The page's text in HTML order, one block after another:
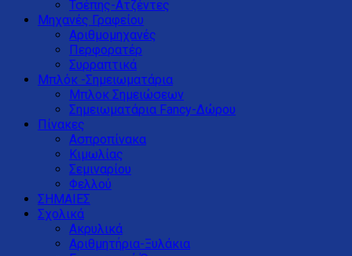
Τσέπης-Ατζέντες
Μηχανές Γραφείου
Αριθμομηχανές
Περφορατέρ
Συρραπτικά
Μπλόκ -Σημειωματάρια
Μπλοκ Σημειώσεων
Σημειωματάρια Fancy-Δώρου
Πίνακες
Ασπροπίνακα
Κιμωλίας
Σεμιναρίου
Φελλού
ΣΗΜΑΙΕΣ
Σχολικά
Ακρυλικά
Αριθμητήρια-Ξυλάκια